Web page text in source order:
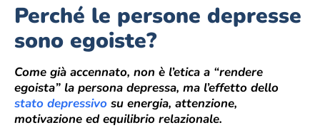
Perché le persone depresse
sono egoiste?
Come già accennato, non è l’etica a “rendere
egoista” la persona depressa, ma l’effetto dello
stato depressivo su energia, attenzione,
motivazione ed equilibrio relazionale.